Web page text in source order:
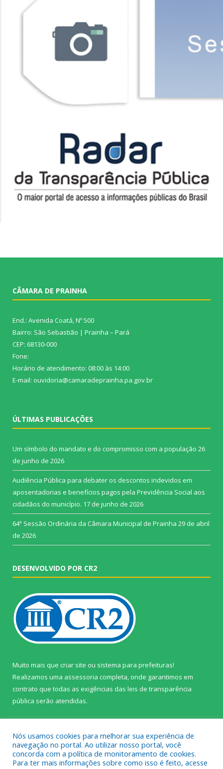
CÂMARA DE PRAINHA
End.: Avenida Coatá, Nº 500
Bairro: São Sebastião | Prainha – Pará
CEP: 68130-000
Fone:
Horário de atendimento: 08:00 às 14:00
E-mail: ouvidoria@camaradeprainha.pa.gov.br
ÚLTIMAS PUBLICAÇÕES
Um símbolo do mandato e do compromisso com a população 26
de junho de 2026
Audiência Pública para debater os descontos indevidos em
aposentadorias e benefícios pagos pela Previdência Social aos
cidadãos do município. 17 de junho de 2026
64ª Sessão Ordinária da Câmara Municipal de Prainha 29 de abril
de 2026
DESENVOLVIDO POR CR2
Muito mais que criar site ou sistema para prefeituras!
Realizamos uma assessoria completa, onde garantimos em
contrato que todas as exigências das leis de transparência
pública serão atendidas.
Nós usamos cookies para melhorar sua experiência de
navegação no portal. Ao utilizar nosso portal, você
concorda com a política de monitoramento de cookies.
Para ter mais informações sobre como isso é feito, acesse